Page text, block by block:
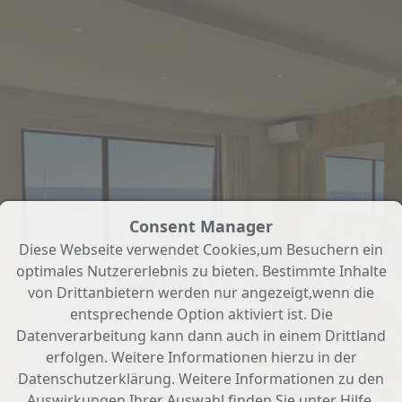
Consent Manager
Diese Webseite verwendet Cookies,um Besuchern ein
optimales Nutzererlebnis zu bieten. Bestimmte Inhalte
von Drittanbietern werden nur angezeigt,wenn die
entsprechende Option aktiviert ist. Die
Datenverarbeitung kann dann auch in einem Drittland
erfolgen. Weitere Informationen hierzu in der
Datenschutzerklärung. Weitere Informationen zu den